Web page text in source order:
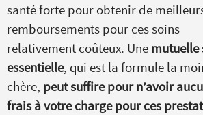
santé forte pour obtenir de
remboursements pour ces soins
relativement coûteux. Une mutuelle
essentielle, qui est la formule la
chère, peut suffire pour n’avoir
frais à votre charge pour ces